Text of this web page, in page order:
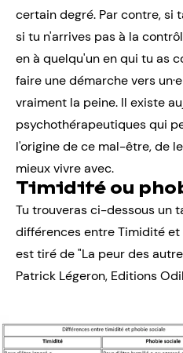
certain degré. Par contre, si
si tu n'arrives pas à la
en à quelqu'un en qui tu as
faire une démarche vers
vraiment la peine. Il existe
psychothérapeutiques qui
l'origine de ce mal-être, de
mieux vivre avec.
Timidité ou
Tu trouveras ci-dessous un
différences entre Timidité
est tiré de "La peur des
Patrick Légeron, Editions